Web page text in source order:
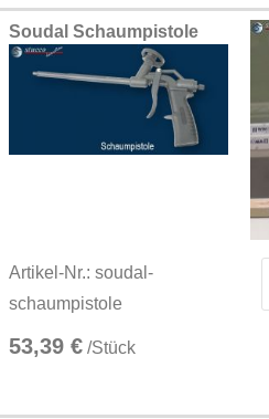
Soudal Schaumpistole
Artikel-Nr.: soudal-
schaumpistole
53,39 € /Stück